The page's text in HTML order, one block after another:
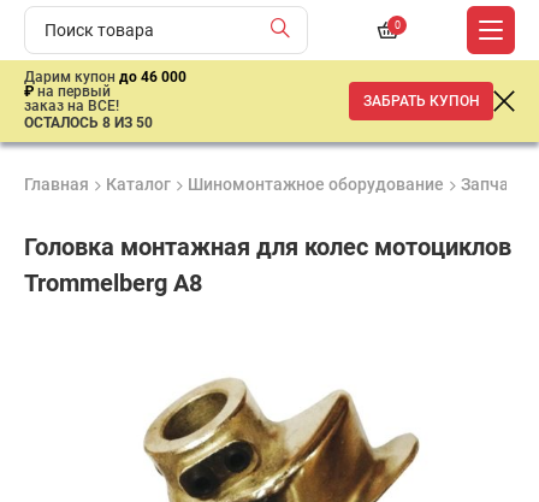
0
Дарим купон до 46 000
₽ на первый
заказ на ВСЕ!
ОСТАЛОСЬ 8 ИЗ 50
ЗАБРАТЬ КУПОН
Главная Каталог Шиномонтажное оборудование
Головка монтажная для колес мотоциклов
Trommelberg A8
сертифицирована